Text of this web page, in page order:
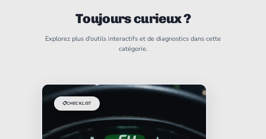
Toujours curieux ?
Explorez plus d'outils interactifs et de diagnostics dans cette
catégorie.
📋CHECKLIST